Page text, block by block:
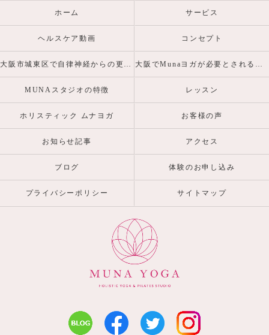
ホーム サービス
ヘルスケア動画 コンセプト
大阪市城東区で自律神経からの更年期・産前産後の心身の不調を整えるヨガピラティスなら 大阪でMunaヨガが必要とされる理由
MUNAスタジオの特徴 レッスン
ホリスティック ムナヨガ お客様の声
お知らせ記事 アクセス
ブログ 体験のお申し込み
プライバシーポリシー サイトマップ